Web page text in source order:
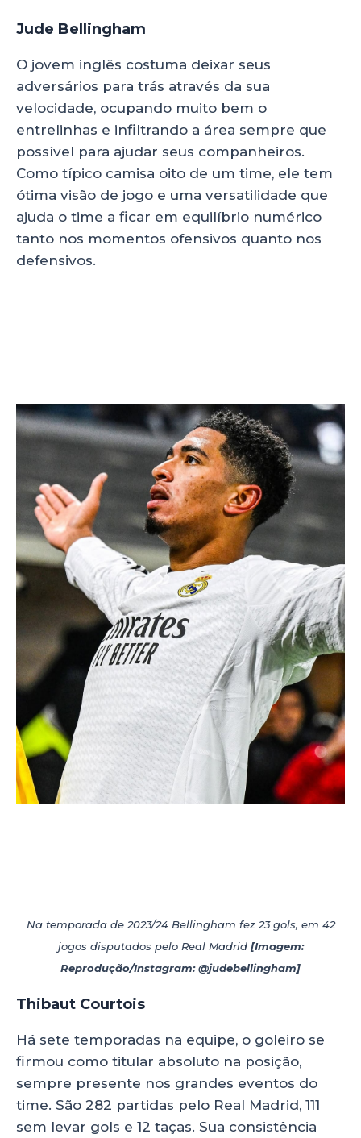
Jude Bellingham
O jovem inglês costuma deixar seus
adversários para trás através da sua
velocidade, ocupando muito bem o
entrelinhas e infiltrando a área sempre que
possível para ajudar seus companheiros.
Como típico camisa oito de um time, ele tem
ótima visão de jogo e uma versatilidade que
ajuda o time a ficar em equilíbrio numérico
tanto nos momentos ofensivos quanto nos
defensivos.
Na temporada de 2023/24 Bellingham fez 23 gols, em 42
jogos disputados pelo Real Madrid [Imagem:
Reprodução/Instagram: @judebellingham]
Thibaut Courtois
Há sete temporadas na equipe, o goleiro se
firmou como titular absoluto na posição,
sempre presente nos grandes eventos do
time. São 282 partidas pelo Real Madrid, 111
sem levar gols e 12 taças. Sua consistência